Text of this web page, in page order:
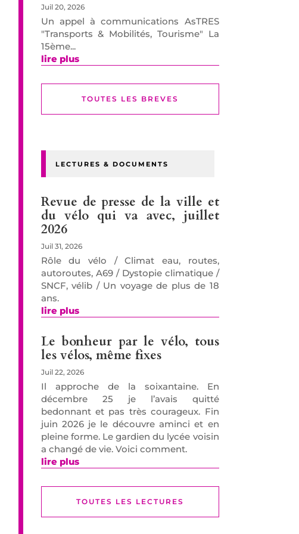
Juil 20, 2026
Un appel à communications AsTRES
"Transports & Mobilités, Tourisme" La
15ème...
lire plus
TOUTES LES BREVES
LECTURES & DOCUMENTS
Revue de presse de la ville et
du vélo qui va avec, juillet
2026
Juil 31, 2026
Rôle du vélo / Climat eau, routes,
autoroutes, A69 / Dystopie climatique /
SNCF, vélib / Un voyage de plus de 18
ans.
lire plus
Le bonheur par le vélo, tous
les vélos, même fixes
Juil 22, 2026
Il approche de la soixantaine. En
décembre 25 je l’avais quitté
bedonnant et pas très courageux. Fin
juin 2026 je le découvre aminci et en
pleine forme. Le gardien du lycée voisin
a changé de vie. Voici comment.
lire plus
TOUTES LES LECTURES